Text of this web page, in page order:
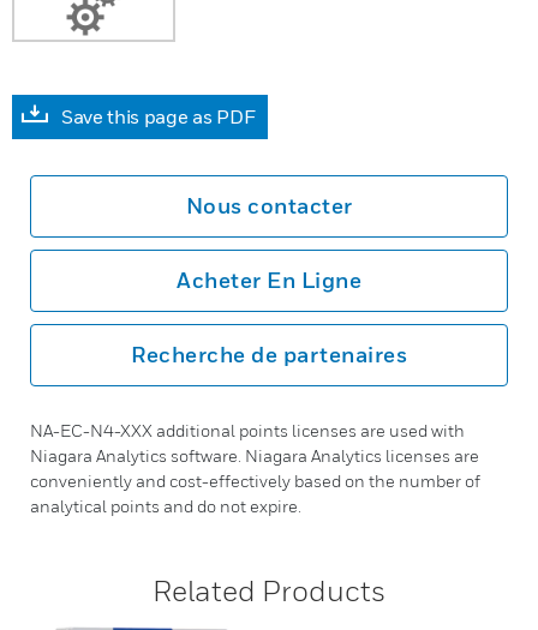
Save this page as PDF
Nous contacter
Acheter En Ligne
Recherche de partenaires
NA-EC-N4-XXX additional points licenses are used with
Niagara Analytics software. Niagara Analytics licenses are
conveniently and cost-effectively based on the number of
analytical points and do not expire.
Related Products